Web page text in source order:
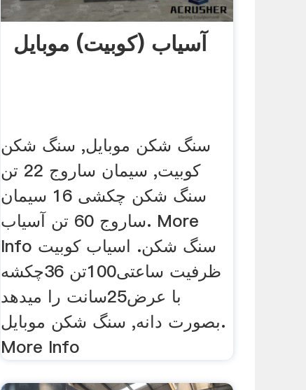
آسیاب (کوبیت) موبایل
سنگ شکن موبایل, سنگ شکن
کوبیت, سیمان ساروج 22 تن
سنگ شکن چکشی 16 سیمان
ساروج 60 تن آسیاب. More
Info سنگ شکن. اسیاب کوبیت
ظرفیت ساعتی100تن 36چکشه
با عرض25سانت را میدهد
بصورت دانه, سنگ شکن موبایل.
More Info